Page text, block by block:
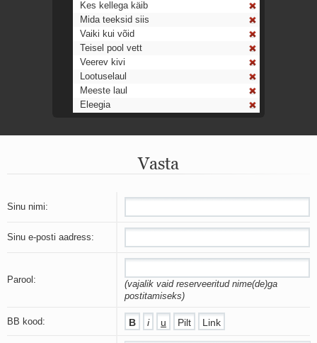
Kes kellega käib
Mida teeksid siis
Vaiki kui võid
Teisel pool vett
Veerev kivi
Lootuselaul
Meeste laul
Eleegia
Ahtumine
Mu isamaa on minu arm
Ih-ih-hii ja ah-ah-haa
Päikeselapsed
Laul võimalusest
Nii vaikseks kõik on jäänud
Mis saab sellest loomusevalust
Avanemine
Vasta
Sinu nimi:
Sinu e-posti aadress:
Parool:
(vajalik vaid reserveeritud nime(de)ga
postitamiseks)
BB kood: